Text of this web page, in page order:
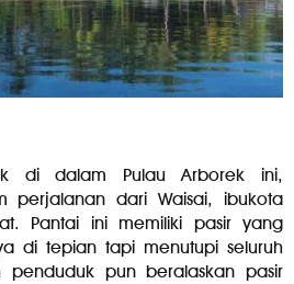
di dalam Pulau Arborek ini,
perjalanan dari Waisai, ibukota
Pantai ini memiliki pasir yang
di tepian tapi menutupi seluruh
penduduk pun beralaskan pasir